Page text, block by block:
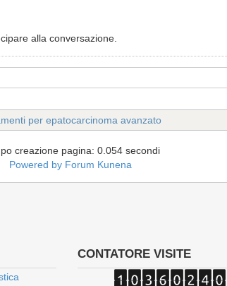
alla conversazione.
per epatocarcinoma avanzato
creazione pagina: 0.054 secondi
Powered by Forum Kunena
CONTATORE VISITE